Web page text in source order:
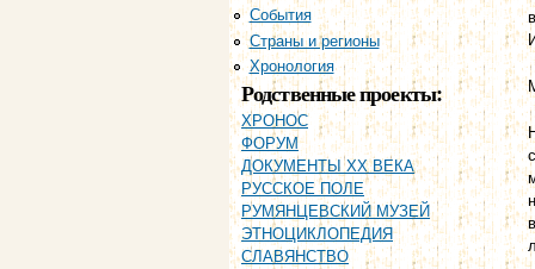
События
Страны и регионы
Хронология
Родственные проекты:
ХРОНОС
ФОРУМ
ДОКУМЕНТЫ XX ВЕКА
РУССКОЕ ПОЛЕ
РУМЯНЦЕВСКИЙ МУЗЕЙ
ЭТНОЦИКЛОПЕДИЯ
СЛАВЯНСТВО